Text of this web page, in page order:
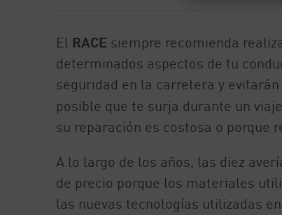
El RACE siempre recomienda
determinados aspectos de tu
seguridad en la carretera y
posible que te surja durante un
su reparación es costosa o porque
A lo largo de los años, las diez
de precio porque los materiales
las nuevas tecnologías utilizadas